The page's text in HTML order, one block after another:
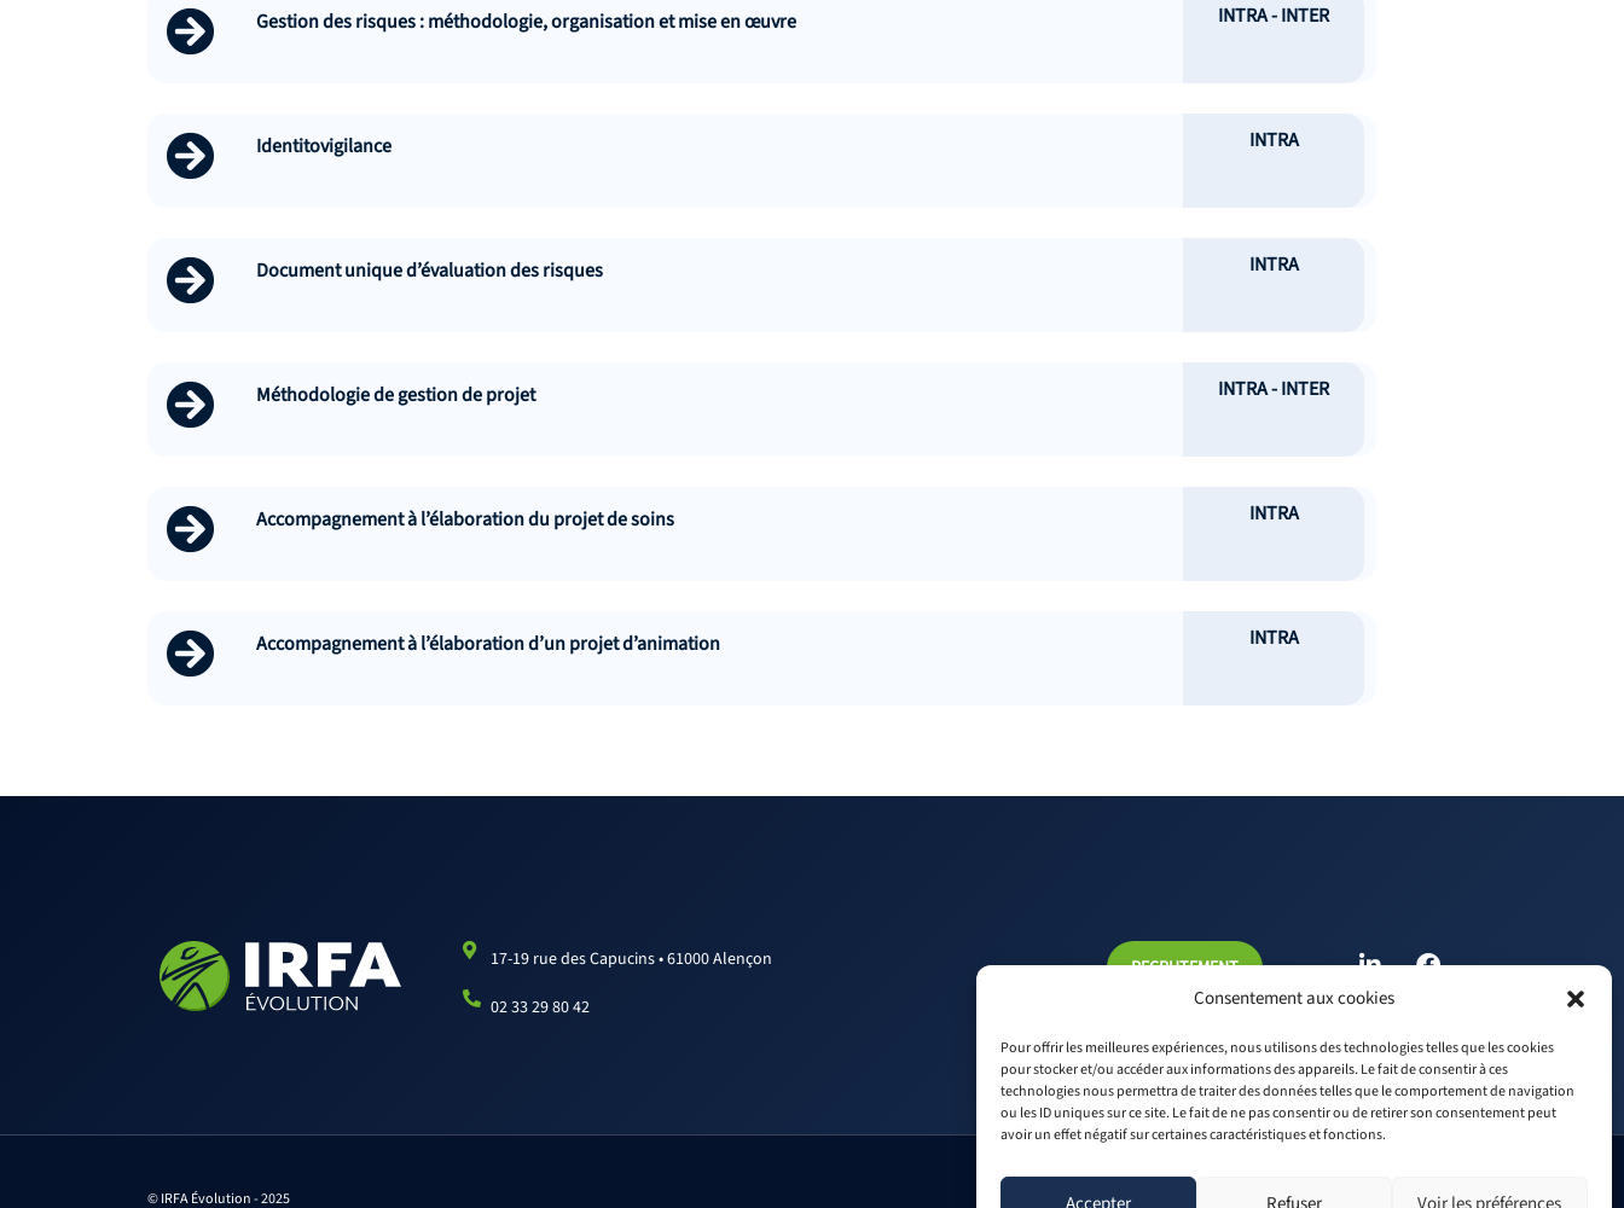
Consentement aux cookies
Pour offrir les meilleures expériences, nous utilisons des technologies telles que les cookies
pour stocker et/ou accéder aux informations des appareils. Le fait de consentir à ces
technologies nous permettra de traiter des données telles que le comportement de navigation
ou les ID uniques sur ce site. Le fait de ne pas consentir ou de retirer son consentement peut
avoir un effet négatif sur certaines caractéristiques et fonctions.
Gestion des risques : méthodologie, organisation et mise en œuvre INTRA - INTER
Identitovigilance INTRA
Document unique d’évaluation des risques INTRA
Méthodologie de gestion de projet INTRA - INTER
Accompagnement à l’élaboration du projet de soins INTRA
Accompagnement à l’élaboration d’un projet d’animation INTRA
17-19 rue des Capucins • 61000 Alençon
02 33 29 80 42
RECRUTEMENT L
i
n
e
d
i
n
F
a
b
o
o
k
© IRFA Évolution - 2025 Mentions légales